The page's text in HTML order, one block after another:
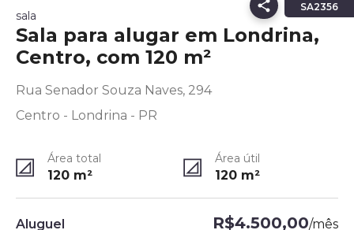
SA2356
sala
Sala para alugar em Londrina,
Centro, com 120 m²
Rua Senador Souza Naves, 294
Centro - Londrina - PR
Área total
120 m²
Área útil
120 m²
Aluguel R$4.500,00/mês